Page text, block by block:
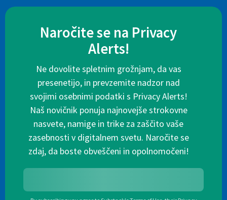
Naročite se na Privacy
Alerts!
Ne dovolite spletnim grožnjam, da vas
presenetijo, in prevzemite nadzor nad
svojimi osebnimi podatki s Privacy Alerts!
Naš novičnik ponuja najnovejše strokovne
nasvete, namige in trike za zaščito vaše
zasebnosti v digitalnem svetu. Naročite se
zdaj, da boste obveščeni in opolnomočeni!